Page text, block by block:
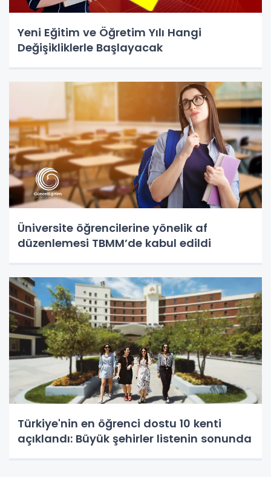
Yeni Eğitim ve Öğretim Yılı Hangi
Değişikliklerle Başlayacak
Üniversite öğrencilerine yönelik af
düzenlemesi TBMM’de kabul edildi
Türkiye'nin en öğrenci dostu 10 kenti
açıklandı: Büyük şehirler listenin sonunda